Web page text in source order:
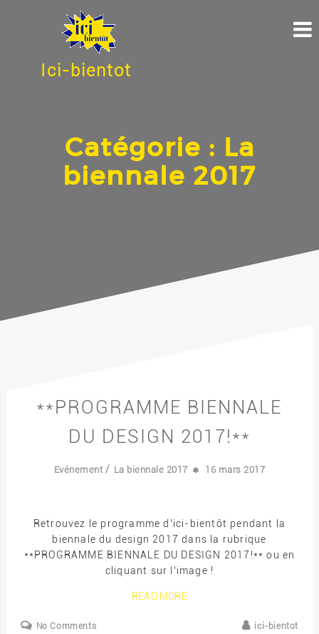
Ici-bientot
Catégorie : La
biennale 2017
**PROGRAMME BIENNALE
DU DESIGN 2017!**
Evénement / La biennale 2017 16 mars 2017
Retrouvez le programme d’ici-bientôt pendant la
biennale du design 2017 dans la rubrique
**PROGRAMME BIENNALE DU DESIGN 2017!** ou en
cliquant sur l’image !
READ MORE
No Comments ici-bientot